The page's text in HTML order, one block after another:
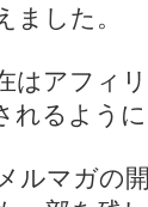
ました。
はアフィ
れるように
ルマガの